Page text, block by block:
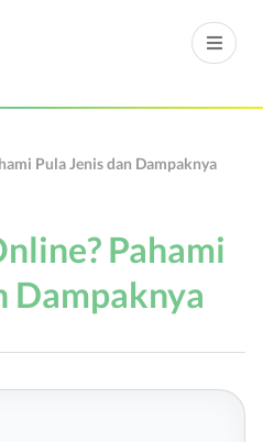
Pula Jenis dan Dampaknya
Pahami
Dampaknya